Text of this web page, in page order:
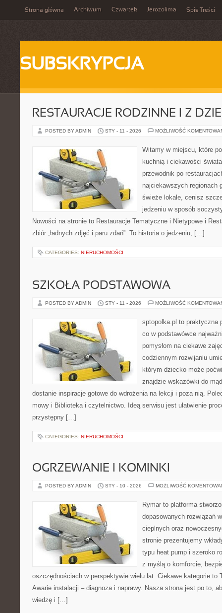
Strona główna Archiwum Czwartek Jerozolima Spis Treści
SUBSKRYPCJA
RESTAURACJE RODZINNE I Z
POSTED BY ADMIN STY - 11 - 2026 MOŻLIWOŚĆ
Witamy w miejscu, które
kuchnią i ciekawości
przewodnik po
najciekawszych regionach
świeże lokale, cenisz
jedzeniu w sposób
Nowości na stronie to Restauracje Tematyczne i Nietypowe i
zbiór „ładnych zdjęć i paru zdań”. To historia o jedzeniu, […]
CATEGORIES: NIERUCHOMOŚCI
SZKOŁA PODSTAWOWA
POSTED BY ADMIN STY - 11 - 2026 MOŻLIWOŚĆ
sptopolka.pl to praktyczna
co w podstawówce
pomysłom na ciekawe
codziennym rozwijaniu
którym dziecko może
znajdzie wskazówki do
dostanie inspiracje gotowe do wdrożenia na lekcji i poza nią.
mowy i Biblioteka i czytelnictwo. Ideą serwisu jest ułatwienie
przystępny […]
CATEGORIES: NIERUCHOMOŚCI
OGRZEWANIE I KOMINKI
POSTED BY ADMIN STY - 10 - 2026 MOŻLIWOŚĆ
Rymar to platforma
dopasowanych rozwiązań
cieplnych oraz
stronie prezentujemy
typu heat pump i szeroko
z myślą o komforcie,
oszczędnościach w perspektywie wielu lat. Ciekawe kategorie to
Awarie instalacji – diagnoza i naprawy. Nasza strona jest po to,
wiedzę i […]